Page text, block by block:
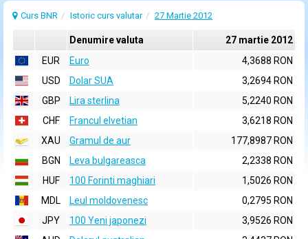
Curs BNR Istoric curs valutar 27 Martie 2012
Denumire valuta
27 martie 2012
EUR
Euro
4,3688 RON
USD
Dolar SUA
3,2694 RON
GBP
Lira sterlina
5,2240 RON
CHF
Francul elvetian
3,6218 RON
XAU
Gramul de aur
177,8987 RON
BGN
Leva bulgareasca
2,2338 RON
HUF
100 Forinti maghiari
1,5026 RON
MDL
Leul moldovenesc
0,2795 RON
JPY
100 Yeni japonezi
3,9526 RON